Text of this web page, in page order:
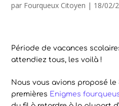
par Fourqueux Citoyen | 18/02/
Période de vacances
attendiez tous, les voilà !
Nous vous avions proposé
premières Enigmes